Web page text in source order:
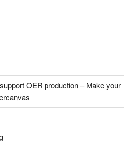
OER production – Make your